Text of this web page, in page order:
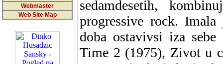
Webmaster
Web Site Map
sedamdesetih,
progressive rock.
doba ostavivsi iza
Time 2 (1975), Zivot u